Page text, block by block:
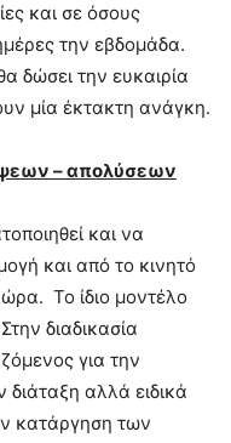
και σε όσους
την εβδομάδα.
δώσει την ευκαιρία
μία έκτακτη ανάγκη.
– απολύσεων
και να
και από το κινητό
Το ίδιο μοντέλο
διαδικασία
για την
αλλά ειδικά
κατάργηση των